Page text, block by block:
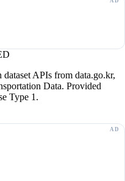
APIs from data.go.kr,
Data. Provided
Type 1.